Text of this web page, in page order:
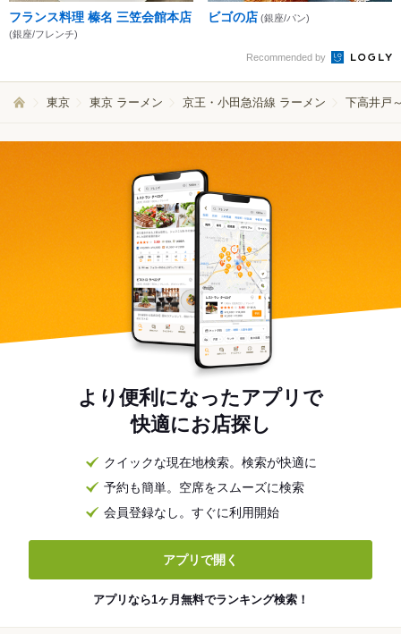
フランス料理 榛名 三笠会館本店
(銀座/フレンチ)
ビゴの店 (銀座/パン)
Recommended by
東京 東京 ラーメン 京王・小田急沿線 ラーメン 下高井戸
より便利になったアプリで
快適にお店探し
クイックな現在地検索。検索が快適に
予約も簡単。空席をスムーズに検索
会員登録なし。すぐに利用開始
アプリで開く
アプリなら1ヶ月無料でランキング検索！